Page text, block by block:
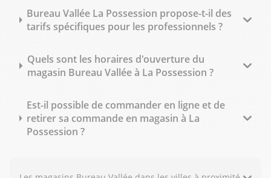
Bureau Vallée La Possession propose-t-il des
tarifs spécifiques pour les professionnels ?
Quels sont les horaires d'ouverture du
magasin Bureau Vallée à La Possession ?
Est-il possible de commander en ligne et de
retirer sa commande en magasin à La
Possession ?